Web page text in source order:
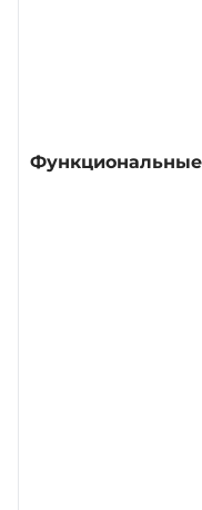
Функциональные